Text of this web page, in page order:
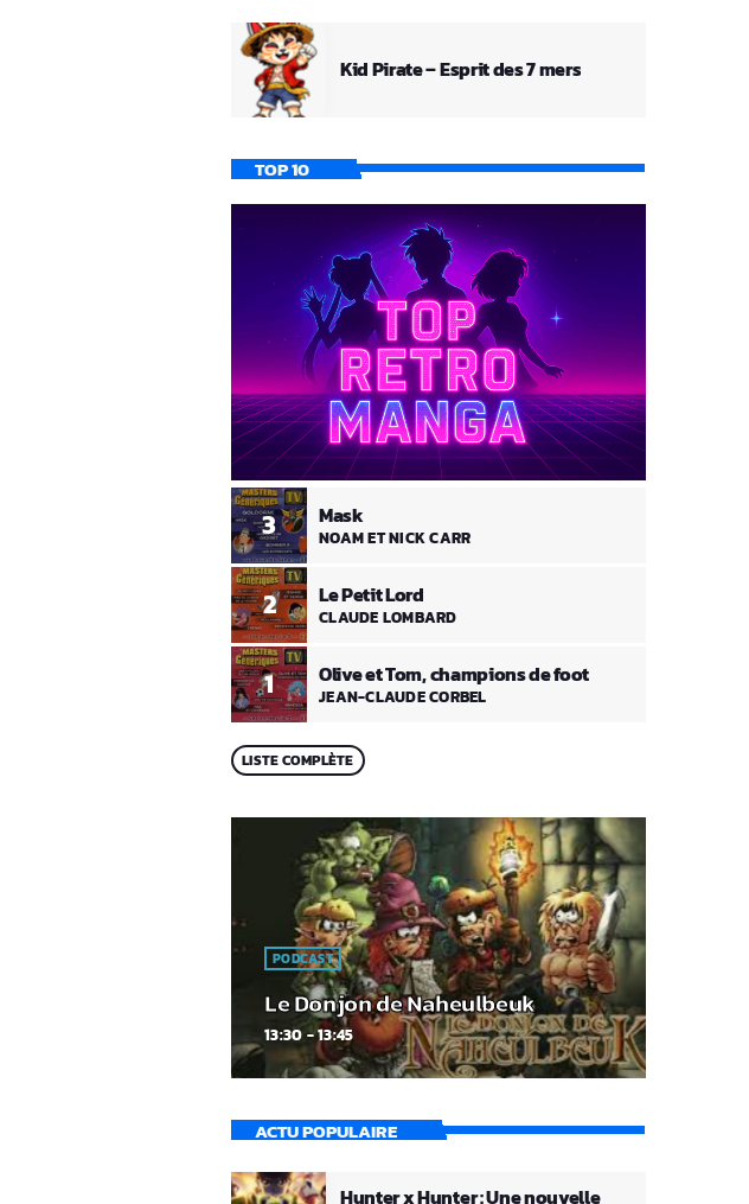
Kid Pirate – Esprit des 7 mers
TOP 10
1 Olive et Tom, champions de foot
JEAN-CLAUDE CORBEL
2 Le Petit Lord
CLAUDE LOMBARD
3 Mask
NOAM ET NICK CARR
LISTE COMPLÈTE
PODCAST
Le Donjon de Naheulbeuk
13:30 - 13:45
ACTU POPULAIRE
Hunter x Hunter : Une nouvelle